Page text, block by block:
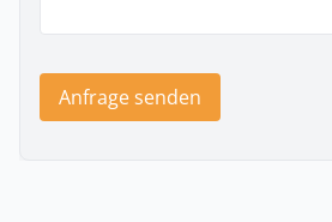
Anfrage senden